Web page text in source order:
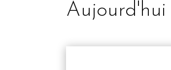
Aujourd'hui